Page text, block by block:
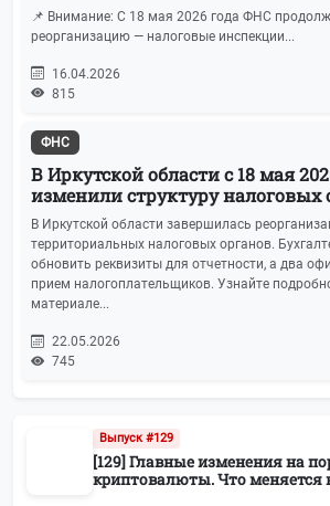
📌 Внимание: С 18 мая 2026 года ФНС
реорганизацию — налоговые инспекции...
16.04.2026
815
ФНС
В Иркутской области с 18 мая
изменили структуру налоговых
В Иркутской области завершилась
территориальных налоговых органов.
обновить реквизиты для отчетности, а два
прием налогоплательщиков. Узнайте
материале...
22.05.2026
745
Выпуск #129
[129] Главные изменения на
криптовалюты. Что меняется